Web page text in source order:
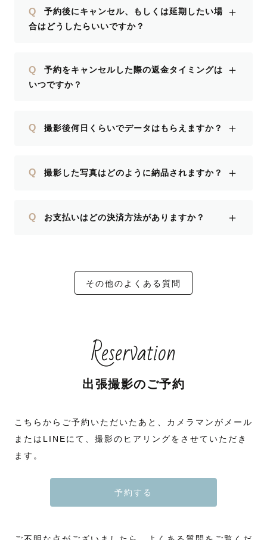
Q
予約後にキャンセル、もしくは延期したい場
合はどうしたらいいですか？
＋
Q
予約をキャンセルした際の返金タイミングは
いつですか？
＋
Q 撮影後何日くらいでデータはもらえますか？ ＋
Q 撮影した写真はどのように納品されますか？ ＋
Q お支払いはどの決済方法がありますか？ ＋
その他のよくある質問
Reservation
出張撮影のご予約
こちらからご予約いただいたあと、カメラマンがメール
またはLINEにて、撮影のヒアリングをさせていただき
ます。
予約する